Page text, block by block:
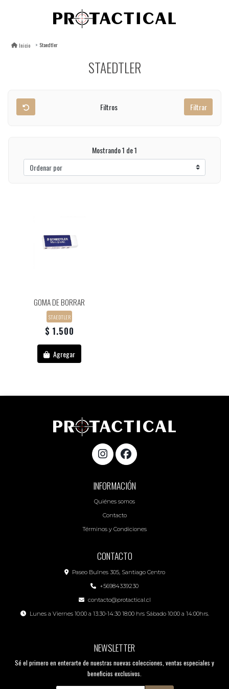
Inicio Staedtler
STAEDTLER
Filtros Filtrar
Mostrando 1 de 1
GOMA DE BORRAR
STAEDTLER
$ 1.500
Agregar
INFORMACIÓN
Quiénes somos
Contacto
Términos y Condiciones
CONTACTO
Paseo Bulnes 305, Santiago Centro
+56984339230
contacto@protactical.cl
Lunes a Viernes 10:00 a 13:30-14:30 18:00 hrs Sábado 10:00 a 14:00hrs.
NEWSLETTER
Sé el primero en enterarte de nuestras nuevas colecciones, ventas especiales y
beneficios exclusivos.